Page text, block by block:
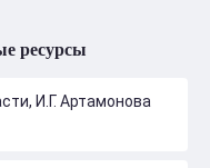
ресурсы
И.Г. Артамонова